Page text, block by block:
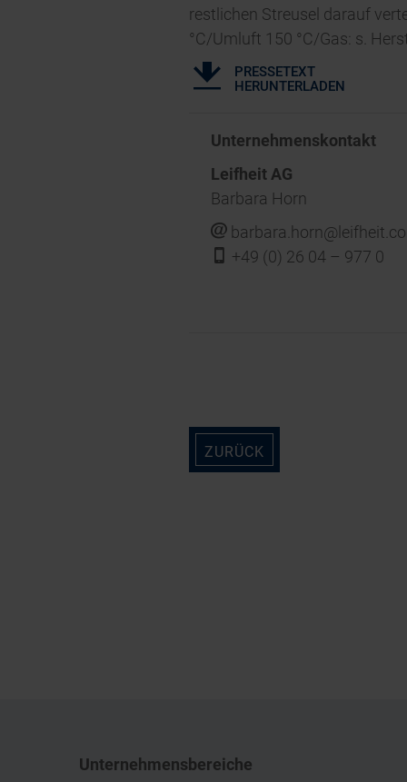
restlichen Streusel darauf
°C/Umluft 150 °C/Gas: s.
PRESSETEXT
HERUNTERLADEN
Unternehmenskontakt
Leifheit AG
Barbara Horn
j
f +49 (0) 26 04 – 977 0
ZURÜCK
Unternehmensbereiche